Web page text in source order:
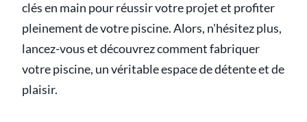
clés en main pour réussir votre projet et profiter
pleinement de votre piscine. Alors, n'hésitez plus,
lancez-vous et découvrez comment fabriquer
votre piscine, un véritable espace de détente et de
plaisir.